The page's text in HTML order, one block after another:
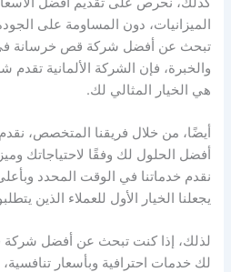
الميزانيات، دون المساومة على
تبحث عن أفضل شركة قص خرسانة في
والخبرة، فإن الشركة الألمانية
هي الخيار المثالي لك.
أيضًا، من خلال فريقنا المتخصص،
أفضل الحلول لك وفقًا لاحتياجاتك
نقدم خدماتنا في الوقت المحدد
يجعلنا الخيار الأول للعملاء الذين
لذلك، إذا كنت تبحث عن أفضل
لك خدمات احترافية وبأسعار تنافسية،